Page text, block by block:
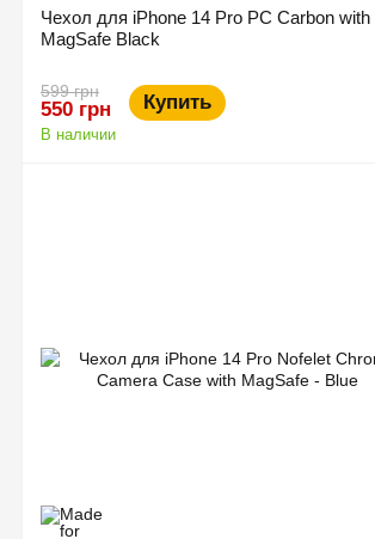
Чехол для iPhone 14 Pro PC Carbon with
MagSafe Black
599 грн
550 грн Купить
В наличии